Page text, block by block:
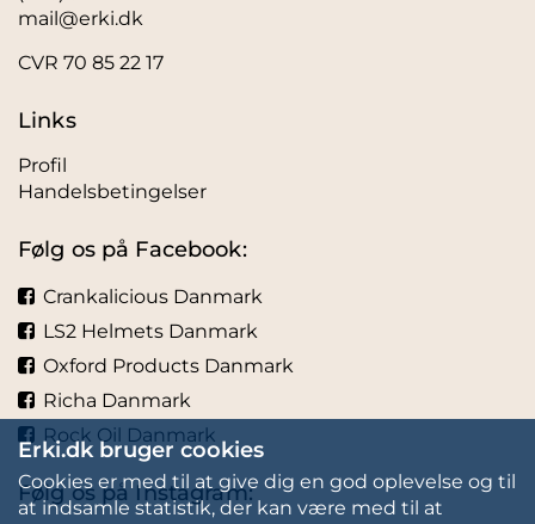
mail@erki.dk
CVR 70 85 22 17
Links
Profil
Handelsbetingelser
Følg os på Facebook:
Crankalicious Danmark
LS2 Helmets Danmark
Oxford Products Danmark
Richa Danmark
Rock Oil Danmark
Følg os på Instagram:
Erki.dk bruger cookies
Cookies er med til at give dig en god oplevelse og til
at indsamle statistik, der kan være med til at